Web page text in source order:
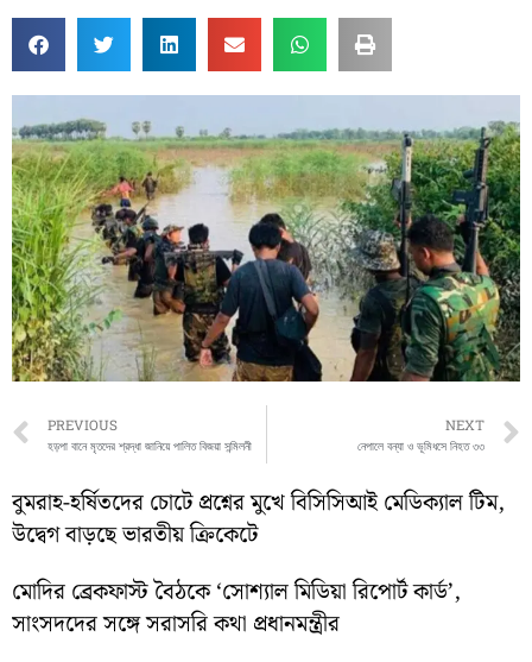
Prev
PREVIOUS
হড়পা বানে মৃতদের শ্রদ্ধা জানিয়ে পালিত বিজয়া সন্মিলনী
NEXT
নেপালে বন্যা ও ভূমিধসে নিহত ৩৩
বুমরাহ-হর্ষিতদের চোটে প্রশ্নের মুখে বিসিসিআই মেডিক্যাল টিম,
উদ্বেগ বাড়ছে ভারতীয় ক্রিকেটে
মোদির ব্রেকফাস্ট বৈঠকে ‘সোশ্যাল মিডিয়া রিপোর্ট কার্ড’,
সাংসদদের সঙ্গে সরাসরি কথা প্রধানমন্ত্রীর